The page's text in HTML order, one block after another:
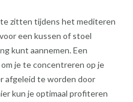
zitten tijdens het mediteren
een kussen of stoel
kunt aannemen. Een
je te concentreren op je
afgeleid te worden door
kun je optimaal profiteren